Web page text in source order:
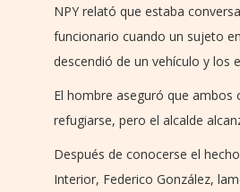
NPY relató que estaba
funcionario cuando un sujeto
descendió de un vehículo y los
El hombre aseguró que ambos
refugiarse, pero el alcalde
Después de conocerse el
Interior, Federico González,